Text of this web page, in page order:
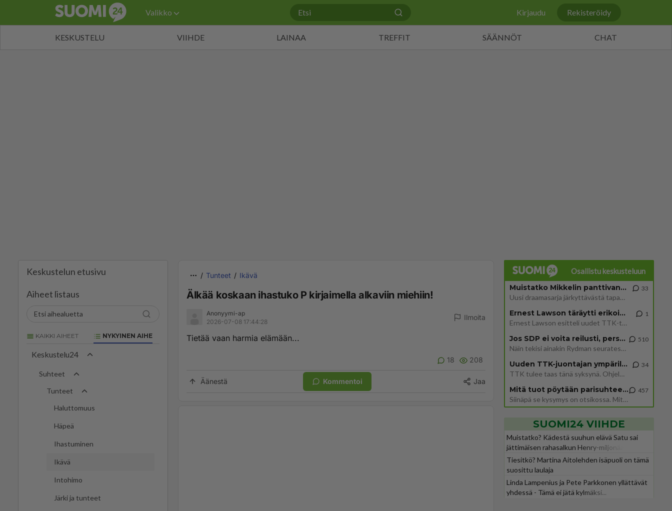
Valikko Kirjaudu Rekisteröidy
KESKUSTELU VIIHDE LAINAA TREFFIT SÄÄNNÖT CHAT
Keskustelun etusivu
Aiheet listaus
KAIKKI AIHEET NYKYINEN AIHE
Keskustelu24
Suhteet
Tunteet
Haluttomuus
Häpeä
Ihastuminen
Ikävä
Intohimo
Järki ja tunteet
Tunteet Ikävä
Älkää koskaan ihastuko P kirjaimella alkaviin miehiin!
Anonyymi-ap
2026-07-08 17:44:28
Ilmoita
Tietää vaan harmia elämään...
18 208
Äänestä Kommentoi Jaa
Osallistu keskusteluun
Muistatko Mikkelin panttivankidraaman?
Uusi draamasarja järkyttävästä tapauksesta on tulossa. Tositapahtumiin perustuva sarja ammentaa vuoden 1986 Mikkelin pan
33
Ernest Lawson täräytti erikoisen heiton TTK-lehdistötilaisuudessa: " Onko tässä tarkoituksena...?"
Ernest Lawson esitteli uudet TTK-tähtioppilaat ja opettajat torstaina 6.8. lehdistölle. Tulevalla kaudella on yksi hausk
1
Jos SDP ei voita reilusti, persut kumoavat demokratian Suomesta
Näin tekisi ainakin Rydman seuratessaan idolinsa Trumpin mallia https://www.is.fi/politiikka/art-2000012187244.html
510
Uuden TTK-juontajan ympärillä epätietoisuus sakenee - Nyt MTV hämmentää soppaa
TTK tulee taas tänä syksynä. Ohjelman uudet tähtioppilaat julkistetaan torstaina 6. elokuuta klo 14 alkavassa lehdistö
34
Mitä tuot pöytään parisuhteessa?
Siinäpä se kysymys on otsikossa. Mitäpä siis tuot/toisit pöytään parisuhteessa? Oletko mies vai nainen? Koetko sen mitä
457
SUOMI24 VIIHDE
Muistatko? Kädestä suuhun elävä Satu sai
jättimäisen rahasalkun Henry-miljonääriltä
Tiesitkö? Martina Aitolehden isäpuoli on tämä
suosittu laulaja
Linda Lampenius ja Pete Parkkonen yllättävät
yhdessä - Tämä ei jätä kylmäksi...